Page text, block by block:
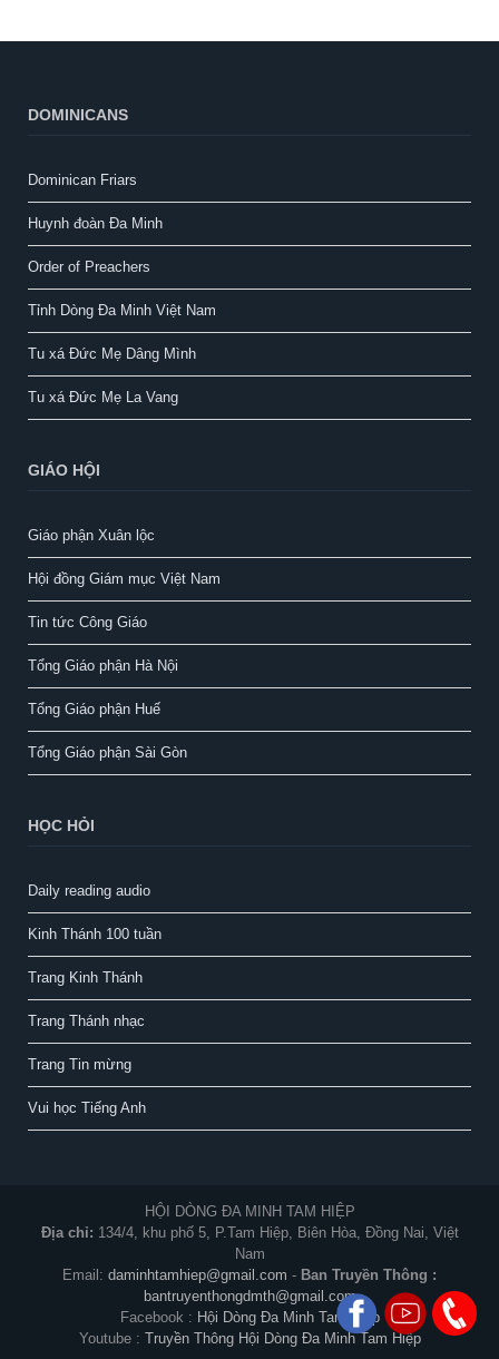
DOMINICANS
Dominican Friars
Huynh đoàn Đa Minh
Order of Preachers
Tỉnh Dòng Đa Minh Việt Nam
Tu xá Đức Mẹ Dâng Mình
Tu xá Đức Mẹ La Vang
GIÁO HỘI
Giáo phận Xuân lộc
Hội đồng Giám mục Việt Nam
Tin tức Công Giáo
Tổng Giáo phận Hà Nội
Tổng Giáo phận Huế
Tổng Giáo phận Sài Gòn
HỌC HỎI
Daily reading audio
Kinh Thánh 100 tuần
Trang Kinh Thánh
Trang Thánh nhạc
Trang Tin mừng
Vui học Tiếng Anh
HỘI DÒNG ĐA MINH TAM HIỆP
Địa chỉ: 134/4, khu phố 5, P.Tam Hiệp, Biên Hòa, Đồng Nai, Việt
Nam
Email: daminhtamhiep@gmail.com - Ban Truyền Thông :
bantruyenthongdmth@gmail.com
Facebook : Hội Dòng Đa Minh Tam Hiệp
Youtube : Truyền Thông Hội Dòng Đa Minh Tam Hiệp